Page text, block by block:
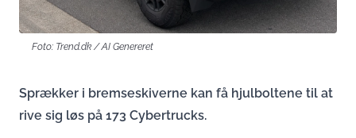
Foto: Trend.dk / AI Genereret
Sprækker i bremseskiverne kan få hjulboltene til at
rive sig løs på 173 Cybertrucks.